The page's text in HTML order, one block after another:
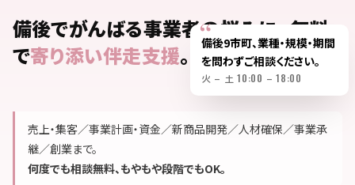
備後でがんばる事業者の悩みに、 無料
で寄り添い伴走支援。
売上・集客／事業計画・資金／新商品開発／人材確保／事業承
継／創業まで。
何度でも相談無料、もやもや段階でもOK。
備後9市町、業種・規模・期間
を問わずご相談ください。
火 – 土 10:00 – 18:00